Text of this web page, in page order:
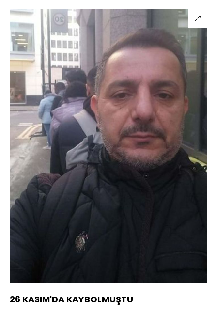
26 KASIM'DA KAYBOLMUŞTU